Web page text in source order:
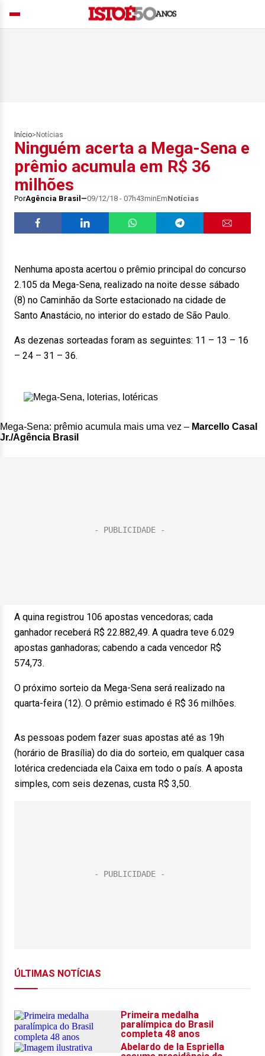
Início> Notícias
Ninguém acerta a Mega-Sena e
prêmio acumula em R$ 36
milhões
PorAgência Brasil 09/12/18 - 07h43minEmNotícias
Nenhuma aposta acertou o prêmio principal do concurso
2.105 da Mega-Sena, realizado na noite desse sábado
(8) no Caminhão da Sorte estacionado na cidade de
Santo Anastácio, no interior do estado de São Paulo.
As dezenas sorteadas foram as seguintes: 11 – 13 – 16
– 24 – 31 – 36.
Mega-Sena: prêmio acumula mais uma vez – Marcello Casal
Jr./Agência Brasil
A quina registrou 106 apostas vencedoras; cada
ganhador receberá R$ 22.882,49. A quadra teve 6.029
apostas ganhadoras; cabendo a cada vencedor R$
574,73.
O próximo sorteio da Mega-Sena será realizado na
quarta-feira (12). O prêmio estimado é R$ 36 milhões.
As pessoas podem fazer suas apostas até as 19h
(horário de Brasília) do dia do sorteio, em qualquer casa
lotérica credenciada ela Caixa em todo o país. A aposta
simples, com seis dezenas, custa R$ 3,50.